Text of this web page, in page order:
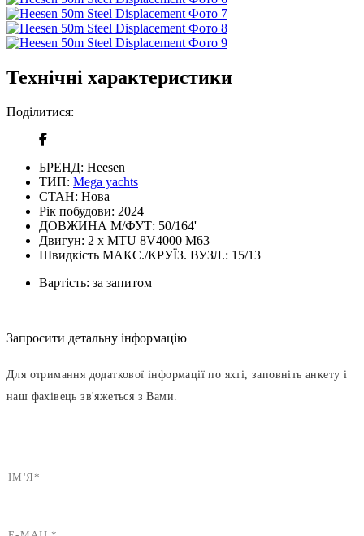
Технічні характеристики
Поділитися:
БРЕНД: Heesen
ТИП: Mega yachts
СТАН: Нова
Рік побудови: 2024
ДОВЖИНА М/ФУТ: 50/164'
Двигун: 2 x MTU 8V4000 M63
Швидкість МАКС./КРУЇЗ. ВУЗЛ.: 15/13
Вартість: за запитом
Запросити детальну інформацію
Для отримання додаткової інформації по яхті, заповніть анкету і
наш фахівець зв'яжеться з Вами.